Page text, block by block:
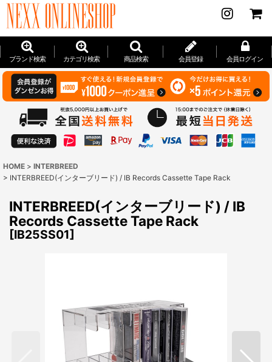
ブランド検索 カテゴリ検索 商品検索 会員登録 会員ログイン
HOME > INTERBREED
> INTERBREED(インターブリード) / IB Records Cassette Tape Rack
INTERBREED(インターブリード) / IB
Records Cassette Tape Rack
[IB25SS01]